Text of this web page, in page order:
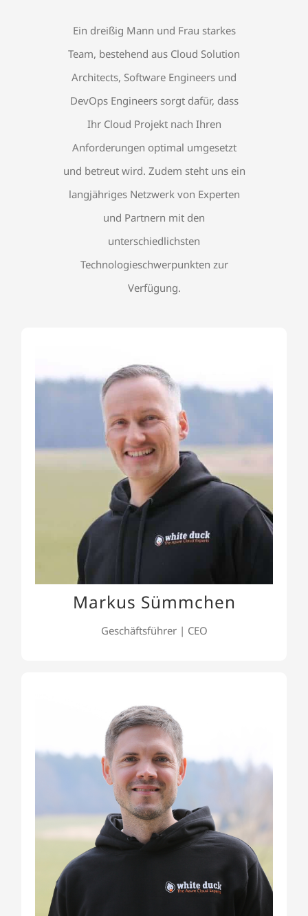
Ein dreißig Mann und Frau starkes
Team, bestehend aus Cloud Solution
Architects, Software Engineers und
DevOps Engineers sorgt dafür, dass
Ihr Cloud Projekt nach Ihren
Anforderungen optimal umgesetzt
und betreut wird. Zudem steht uns ein
langjähriges Netzwerk von Experten
und Partnern mit den
unterschiedlichsten
Technologieschwerpunkten zur
Verfügung.
Markus Sümmchen
Geschäftsführer | CEO
Markus Sümmchen
Die Schwerpunkte von Markus liegen in der
Einführung von DevOps Methoden und agilen
Projektmanagement-Verfahren wie SCRUM, sowie
in der Konzeption von Software-Lösungen bis hin
zu dessen Marktreife.
Martin Brandl
Für Martin (Geschäftsführer und CTO) ist die
Azure Cloud Plattform seit über 10 Jahren eine
Werkzeugkiste. Er weiß, wo er welches Werkzeug
sinnvoll einsetzen kann und findet damit immer
eine passende Lösung.